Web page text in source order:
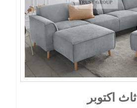
اثاث اكتوبر